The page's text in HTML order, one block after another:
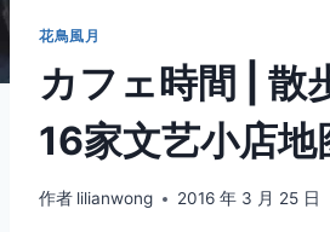
花鳥風月
カフェ時間 |
16家文艺小店地
作者 lilianwong 2016 年 3 月 25 日